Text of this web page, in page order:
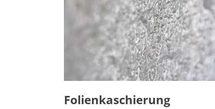
Folienkaschierung